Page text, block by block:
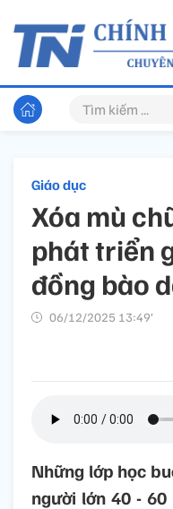
Giáo dục
Xóa mù
phát triển
đồng bào
06/12/2025 13:49’
Những lớp học
người lớn 40 -